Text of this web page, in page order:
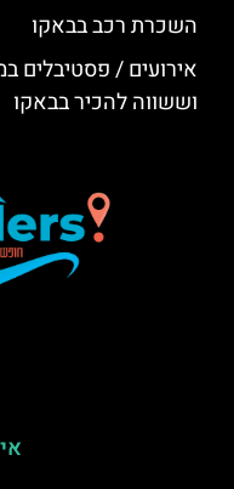
השכרת רכב בבאקו
אירועים / פסטיבלים
וששווה להכיר בבאקו